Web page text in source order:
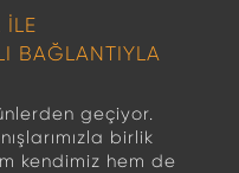
BAĞLANTIYLA
geçiyor.
birlik
kendimiz hem de